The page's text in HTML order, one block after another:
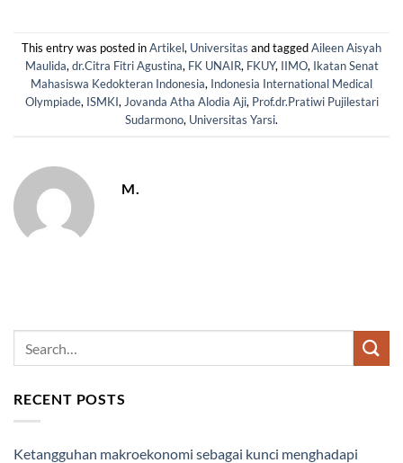
This entry was posted inArtikel, Universitas and taggedAileen Aisyah
Maulida,dr.Citra Fitri Agustina, FK UNAIR, FKUY, IIMO, Ikatan Senat
Mahasiswa Kedokteran Indonesia, Indonesia International Medical
Olympiade, ISMKI,Jovanda Atha Alodia Aji, Prof.dr.Pratiwi Pujilestari
Sudarmono, Universitas Yarsi.
M.
RECENT POSTS
Ketangguhan makroekonomi sebagai kunci menghadapi